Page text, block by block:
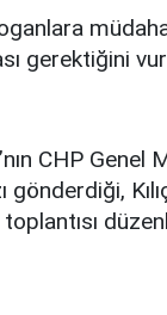
gerektiğini
CHP Genel
gönderdiği,
toplantısı